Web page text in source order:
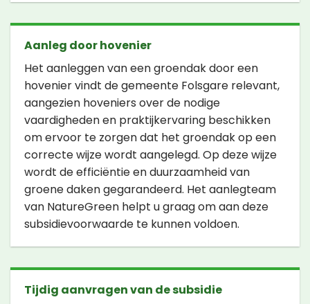
Aanleg door hovenier
Het aanleggen van een groendak door een
hovenier vindt de gemeente Folsgare relevant,
aangezien hoveniers over de nodige
vaardigheden en praktijkervaring beschikken
om ervoor te zorgen dat het groendak op een
correcte wijze wordt aangelegd. Op deze wijze
wordt de efficiëntie en duurzaamheid van
groene daken gegarandeerd. Het aanlegteam
van NatureGreen helpt u graag om aan deze
subsidievoorwaarde te kunnen voldoen.
Tijdig aanvragen van de subsidie